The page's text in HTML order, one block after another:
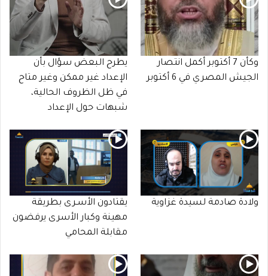
وكأن 7 أكتوبر أكمل انتصار
الجيش المصري في 6 أكتوبر
يطرح البعض سؤال بأن
الإعداد غير ممكن وغير متاح
في ظل الظروف الحالية،
شبهات حول الإعداد
ولادة صادمة لسيدة غزاوية
يقتادون الأسـرى بطريقة
مهينة وكبار الأسرى يرفضون
مقابلة المحامي